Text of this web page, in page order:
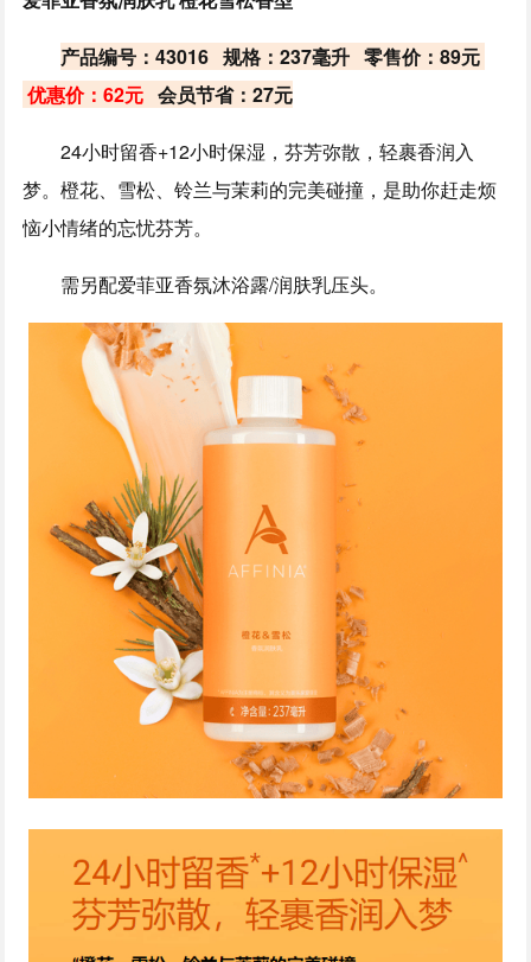
产品编号：43016 规格：237毫升 零售价：89元
优惠价：62元 会员节省：27元
24小时留香+12小时保湿，芬芳弥散，轻裹香润入
梦。橙花、雪松、铃兰与茉莉的完美碰撞，是助你赶走烦
恼小情绪的忘忧芬芳。
需另配爱菲亚香氛沐浴露/润肤乳压头。